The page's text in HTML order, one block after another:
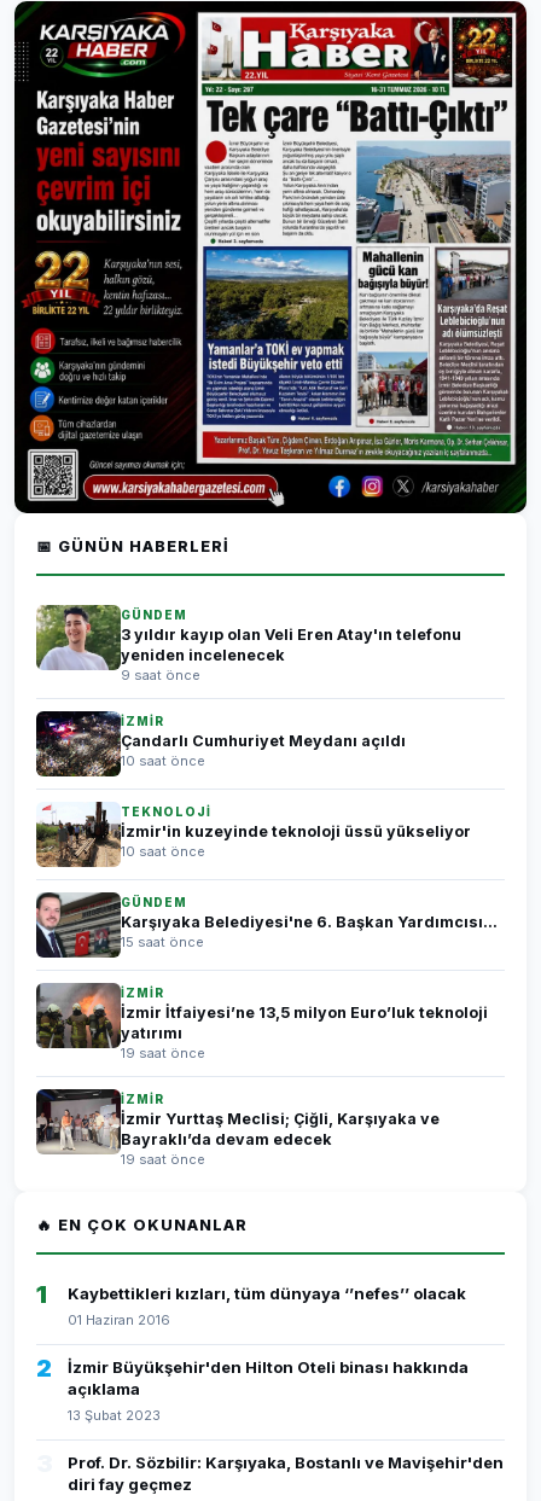
📅 GÜNÜN HABERLERI
GÜNDEM
3 yıldır kayıp olan Veli Eren Atay'ın telefonu
yeniden incelenecek
9 saat önce
İZMİR
Çandarlı Cumhuriyet Meydanı açıldı
10 saat önce
TEKNOLOJİ
İzmir'in kuzeyinde teknoloji üssü yükseliyor
10 saat önce
GÜNDEM
Karşıyaka Belediyesi'ne 6. Başkan Yardımcısı...
15 saat önce
İZMİR
İzmir İtfaiyesi’ne 13,5 milyon Euro’luk teknoloji
yatırımı
19 saat önce
İZMİR
İzmir Yurttaş Meclisi; Çiğli, Karşıyaka ve
Bayraklı’da devam edecek
19 saat önce
🔥 EN ÇOK OKUNANLAR
1 Kaybettikleri kızları, tüm dünyaya ‘’nefes’’ olacak
01 Haziran 2016
2
İzmir Büyükşehir'den Hilton Oteli binası hakkında
açıklama
13 Şubat 2023
Prof. Dr. Sözbilir: Karşıyaka, Bostanlı ve Mavişehir'den
diri fay geçmez